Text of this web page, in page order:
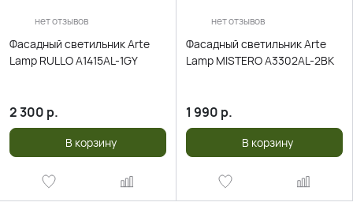
нет отзывов
Фасадный светильник Arte
Lamp RULLO A1415AL-1GY
2 300 р.
В корзину
нет отзывов
Фасадный светильник Arte
Lamp MISTERO A3302AL-2BK
1 990 р.
В корзину